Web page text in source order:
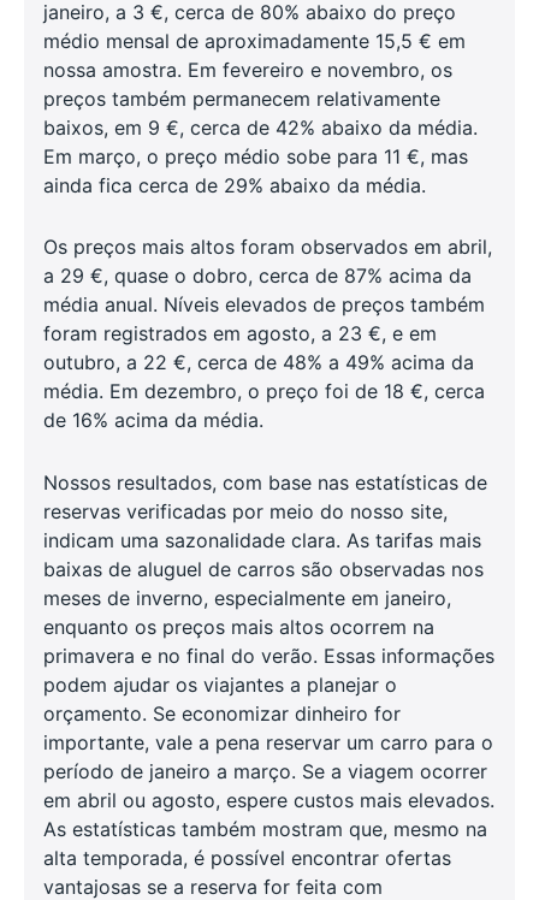
janeiro, a 3 €, cerca de 80% abaixo do preço
médio mensal de aproximadamente 15,5 € em
nossa amostra. Em fevereiro e novembro, os
preços também permanecem relativamente
baixos, em 9 €, cerca de 42% abaixo da média.
Em março, o preço médio sobe para 11 €, mas
ainda fica cerca de 29% abaixo da média.
Os preços mais altos foram observados em abril,
a 29 €, quase o dobro, cerca de 87% acima da
média anual. Níveis elevados de preços também
foram registrados em agosto, a 23 €, e em
outubro, a 22 €, cerca de 48% a 49% acima da
média. Em dezembro, o preço foi de 18 €, cerca
de 16% acima da média.
Nossos resultados, com base nas estatísticas de
reservas verificadas por meio do nosso site,
indicam uma sazonalidade clara. As tarifas mais
baixas de aluguel de carros são observadas nos
meses de inverno, especialmente em janeiro,
enquanto os preços mais altos ocorrem na
primavera e no final do verão. Essas informações
podem ajudar os viajantes a planejar o
orçamento. Se economizar dinheiro for
importante, vale a pena reservar um carro para o
período de janeiro a março. Se a viagem ocorrer
em abril ou agosto, espere custos mais elevados.
As estatísticas também mostram que, mesmo na
alta temporada, é possível encontrar ofertas
vantajosas se a reserva for feita com